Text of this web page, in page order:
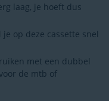
laag, je hoeft dus
op deze cassette snel
met een dubbel
de mtb of